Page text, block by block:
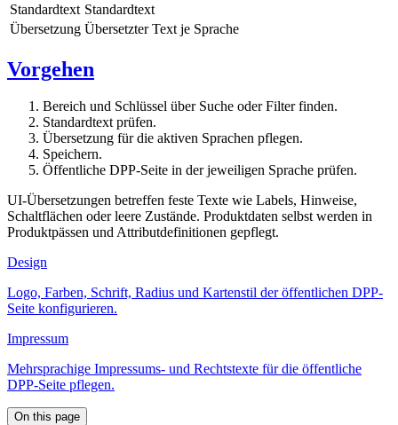
Standardtext Standardtext
Übersetzung Übersetzter Text je Sprache
Vorgehen
Bereich und Schlüssel über Suche oder Filter finden.
Standardtext prüfen.
Übersetzung für die aktiven Sprachen pflegen.
Speichern.
Öffentliche DPP-Seite in der jeweiligen Sprache prüfen.
UI-Übersetzungen betreffen feste Texte wie Labels, Hinweise,
Schaltflächen oder leere Zustände. Produktdaten selbst werden in
Produktpässen und Attributdefinitionen gepflegt.
Design
Logo, Farben, Schrift, Radius und Kartenstil der öffentlichen DPP-
Seite konfigurieren.
Impressum
Mehrsprachige Impressums- und Rechtstexte für die öffentliche
DPP-Seite pflegen.
On this page